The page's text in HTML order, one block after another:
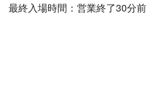
最終入場時間：営業終了30分前